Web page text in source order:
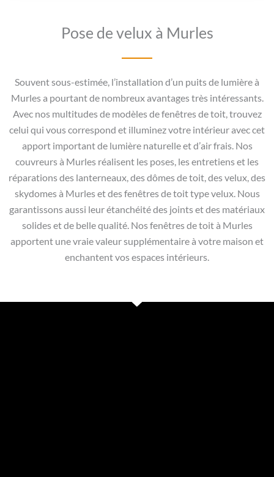
Pose de velux à Murles
Souvent sous-estimée, l’installation d’un puits de lumière à
Murles a pourtant de nombreux avantages très intéressants.
Avec nos multitudes de modèles de fenêtres de toit, trouvez
celui qui vous correspond et illuminez votre intérieur avec cet
apport important de lumière naturelle et d’air frais. Nos
couvreurs à Murles réalisent les poses, les entretiens et les
réparations des lanterneaux, des dômes de toit, des velux, des
skydomes à Murles et des fenêtres de toit type velux. Nous
garantissons aussi leur étanchéité des joints et des matériaux
solides et de belle qualité. Nos fenêtres de toit à Murles
apportent une vraie valeur supplémentaire à votre maison et
enchantent vos espaces intérieurs.